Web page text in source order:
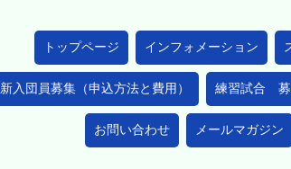
トップページ インフォメーション
新入団員募集（申込方法と費用） 練習試合 募
お問い合わせ メールマガジン